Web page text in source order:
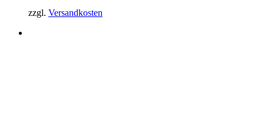
zzgl. Versandkosten